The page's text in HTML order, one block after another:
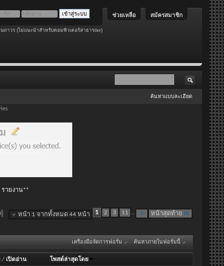
สมัครสมาชิก
ช่วยเหลือ
นถาวร (ไม่แนะนำสำหรับคอมพิวเตอร์สาธารณะ)
ค้นหาแบบละเอียด
ายงาน**
หน้า 1 จากทั้งหมด 44 หน้า 1 2 3 11 ... หน้าสุดท้าย
เครื่องมือจัดการฟอรั่ม ค้นหาภายในฟอรั่มนี้
/ เปิดอ่าน โพสต์ล่าสุดโดย